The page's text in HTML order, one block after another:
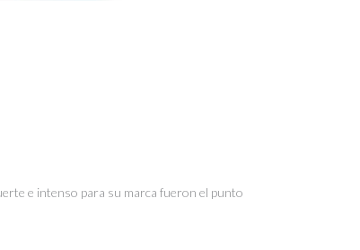
e intenso para su marca fueron el punto